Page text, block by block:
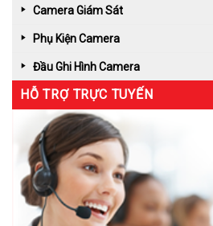
Camera Giám Sát
Phụ Kiện Camera
Đầu Ghi Hình Camera
HỖ TRỢ TRỰC TUYẾN